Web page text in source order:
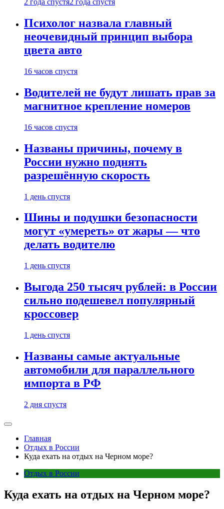
2 года спустя2 года спустя
Психолог назвала главный
неочевидный принцип выбора
цвета авто
16 часов спустя
Водителей не будут лишать прав за
магнитное крепление номеров
16 часов спустя
Названы причины, почему в
России нужно поднять
разрешённую скорость
1 день спустя
Шины и подушки безопасности
могут «умереть» от жары — что
делать водителю
1 день спустя
Выгода 250 тысяч рублей: в России
сильно подешевел популярный
кроссовер
1 день спустя
Названы самые актуальные
автомобили для параллельного
импорта в РФ
2 дня спустя
Главная
Отдых в России
Куда ехать на отдых на Черном море?
Отдых в России
Куда ехать на отдых на Черном море?